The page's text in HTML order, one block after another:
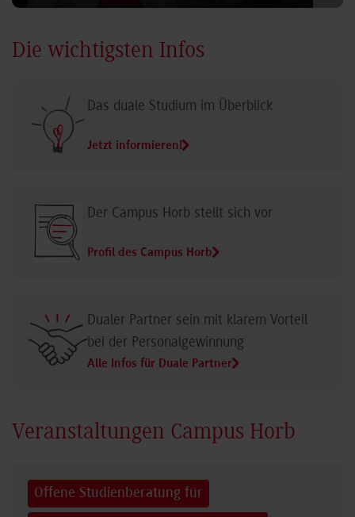
Die wichtigsten Infos
Das duale Studium im Überblick
Jetzt informieren!
Der Campus Horb stellt sich vor
Profil des Campus Horb
Dualer Partner sein mit klarem Vorteil
bei der Personalgewinnung
Alle Infos für Duale Partner
Veranstaltungen Campus Horb
Offene Studienberatung für